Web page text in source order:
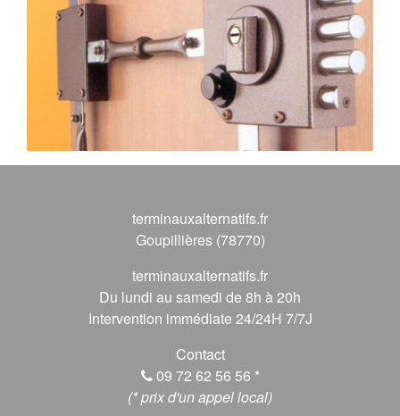
terminauxalternatifs.fr
Goupillières (78770)
terminauxalternatifs.fr
Du lundi au samedi de 8h à 20h
Intervention immédiate 24/24H 7/7J
Contact
09 72 62 56 56 *
(* prix d'un appel local)